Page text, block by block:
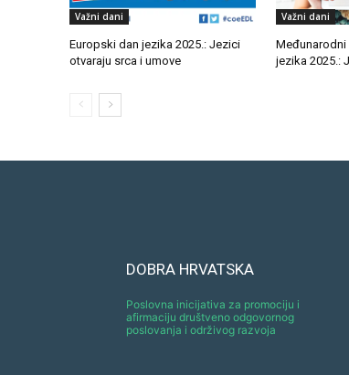
Važni dani
Europski dan jezika 2025.: Jezici
otvaraju srca i umove
Važni dani
jezika 2025.:
DOBRA HRVATSKA
Poslovna inicijativa za promociju i
afirmaciju društveno odgovornog
poslovanja i održivog razvoja